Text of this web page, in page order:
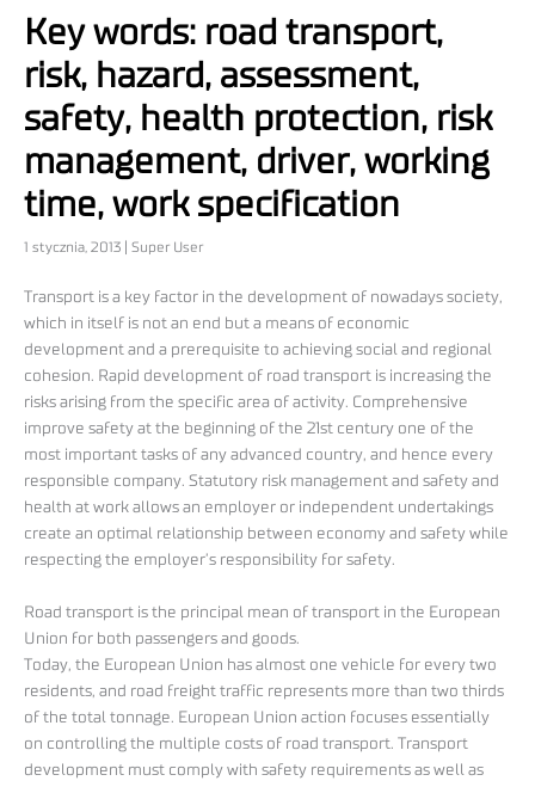
Key words: road transport,
risk, hazard, assessment,
safety, health protection, risk
management, driver, working
time, work specification
1 stycznia, 2013 | Super User
Transport is a key factor in the development of nowadays society,
which in itself is not an end but a means of economic
development and a prerequisite to achieving social and regional
cohesion. Rapid development of road transport is increasing the
risks arising from the specific area of activity. Comprehensive
improve safety at the beginning of the 21st century one of the
most important tasks of any advanced country, and hence every
responsible company. Statutory risk management and safety and
health at work allows an employer or independent undertakings
create an optimal relationship between economy and safety while
respecting the employer’s responsibility for safety.
Road transport is the principal mean of transport in the European
Union for both passengers and goods.
Today, the European Union has almost one vehicle for every two
residents, and road freight traffic represents more than two thirds
of the total tonnage. European Union action focuses essentially
on controlling the multiple costs of road transport. Transport
development must comply with safety requirements as well as